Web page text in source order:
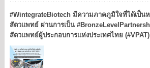
#WintegrateBiotech มีความภาคภูมิใจที่ได้เป็
สัตวแพทย์ ผ่านการเป็น
สัตวแพทย์ผู้ประกอบการแห่งประเทศไทย (#VPAT)